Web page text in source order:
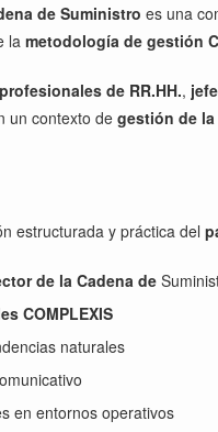
de Suministro es una
lametodología de gestión
profesionales de RR.HH.,
un contexto degestión de
estructurada y práctica del
de la Cadena de
COMPLEXIS
naturales
en entornos operativos